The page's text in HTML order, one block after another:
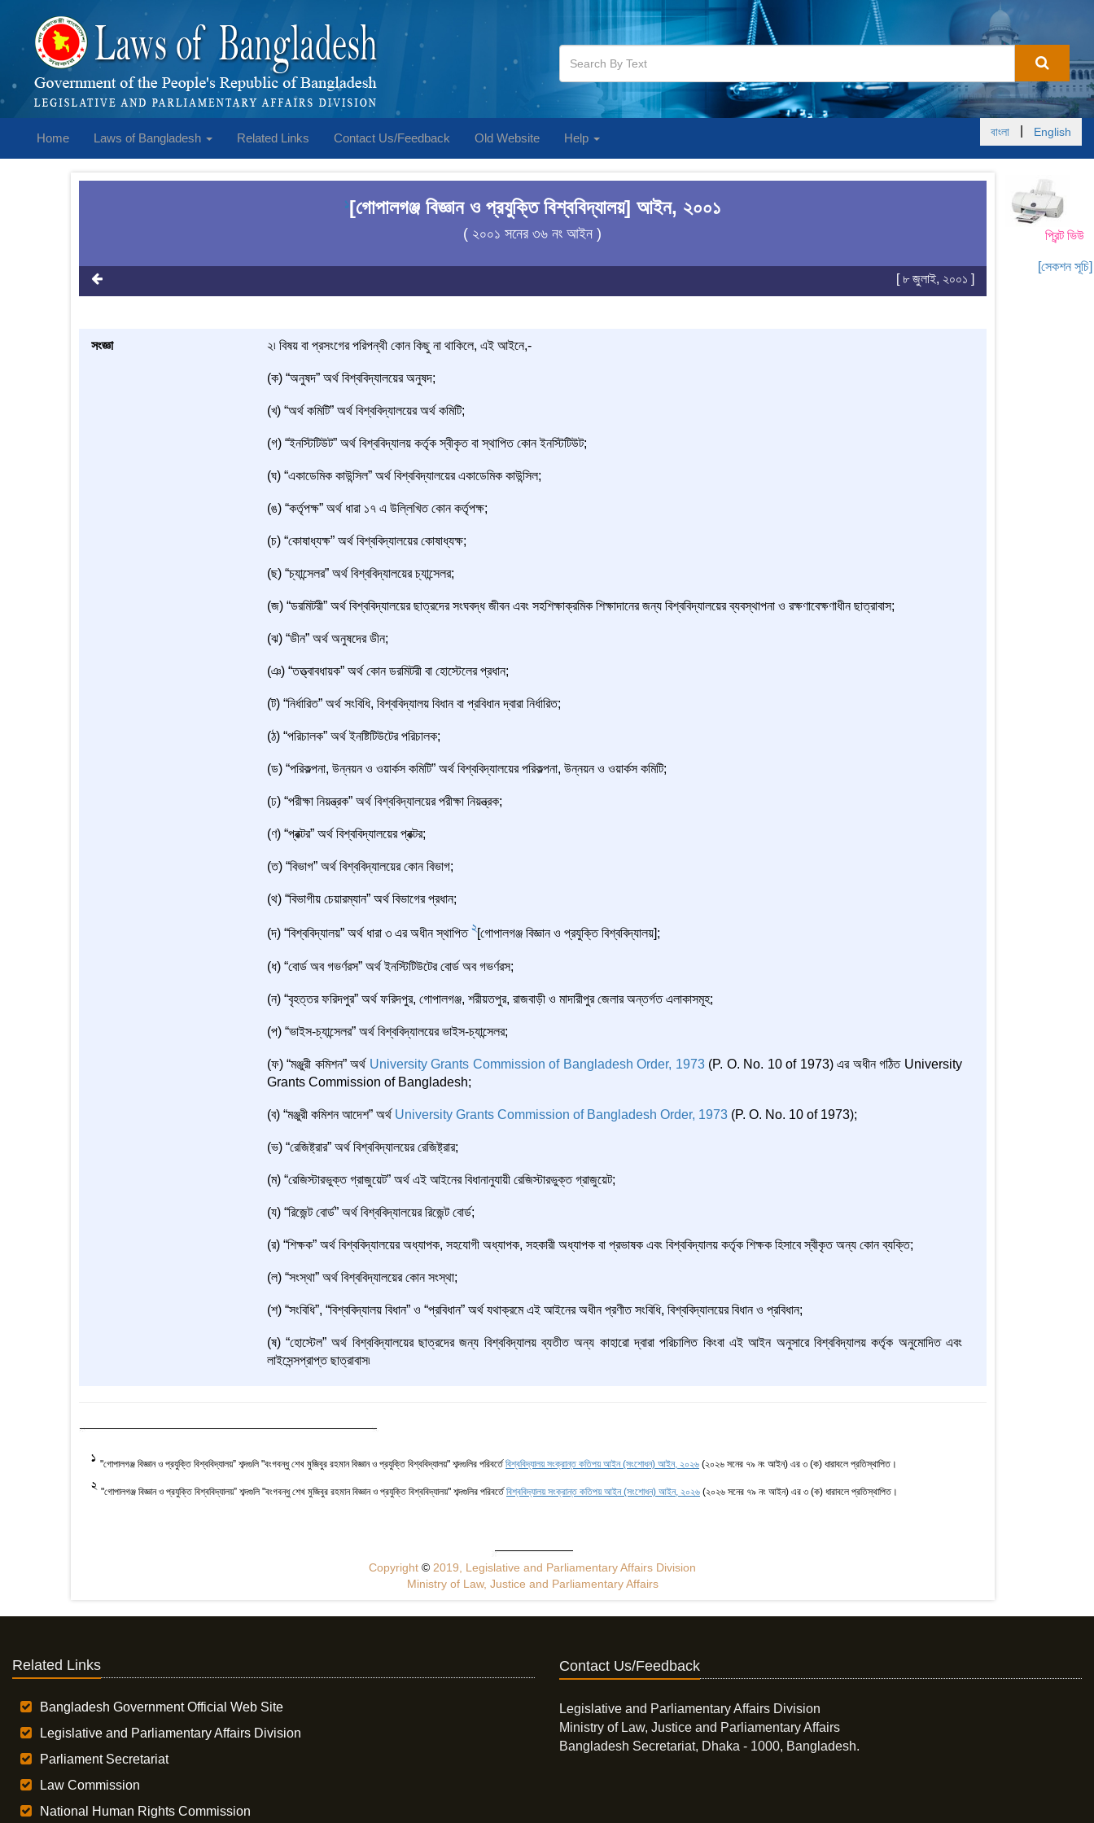
Home Laws of Bangladesh Related Links Contact Us/Feedback Old Website Help বাংলা English
প্রিন্ট ভিউ
[সেকশন সূচি]
1[গোপালগঞ্জ বিজ্ঞান ও প্রযুক্তি বিশ্ববিদ্যালয়] আইন, ২০০১
( ২০০১ সনের ৩৬ নং আইন )
[ ৮ জুলাই, ২০০১ ]
সংজ্ঞা ২৷ বিষয় বা প্রসংগের পরিপন্থী কোন কিছু না থাকিলে, এই আইনে,-
(ক) “অনুষদ” অর্থ বিশ্ববিদ্যালয়ের অনুষদ;
(খ) “অর্থ কমিটি” অর্থ বিশ্ববিদ্যালয়ের অর্থ কমিটি;
(গ) “ইনস্টিটিউট” অর্থ বিশ্ববিদ্যালয় কর্তৃক স্বীকৃত বা স্থাপিত কোন ইনস্টিটিউট;
(ঘ) “একাডেমিক কাউন্সিল” অর্থ বিশ্ববিদ্যালয়ের একাডেমিক কাউন্সিল;
(ঙ) “কর্তৃপক্ষ” অর্থ ধারা ১৭ এ উল্লিখিত কোন কর্তৃপক্ষ;
(চ) “কোষাধ্যক্ষ” অর্থ বিশ্ববিদ্যালয়ের কোষাধ্যক্ষ;
(ছ) “চ্যান্সেলর” অর্থ বিশ্ববিদ্যালয়ের চ্যান্সেলর;
(জ) “ডরমিটরী” অর্থ বিশ্ববিদ্যালয়ের ছাত্রদের সংঘবদ্ধ জীবন এবং সহশিক্ষাক্রমিক শিক্ষাদানের জন্য বিশ্ববিদ্যালয়ের ব্যবস্থাপনা ও রক্ষণাবেক্ষণাধীন ছাত্রাবাস;
(ঝ) “ডীন” অর্থ অনুষদের ডীন;
(ঞ) “তত্ত্বাবধায়ক” অর্থ কোন ডরমিটরী বা হোস্টেলের প্রধান;
(ট) “নির্ধারিত” অর্থ সংবিধি, বিশ্ববিদ্যালয় বিধান বা প্রবিধান দ্বারা নির্ধারিত;
(ঠ) “পরিচালক” অর্থ ইনষ্টিটিউটের পরিচালক;
(ড) “পরিকল্পনা, উন্নয়ন ও ওয়ার্কস কমিটি” অর্থ বিশ্ববিদ্যালয়ের পরিকল্পনা, উন্নয়ন ও ওয়ার্কস কমিটি;
(ঢ) “পরীক্ষা নিয়ন্ত্রক” অর্থ বিশ্ববিদ্যালয়ের পরীক্ষা নিয়ন্ত্রক;
(ণ) “প্রক্টর” অর্থ বিশ্ববিদ্যালয়ের প্রক্টর;
(ত) “বিভাগ” অর্থ বিশ্ববিদ্যালয়ের কোন বিভাগ;
(থ) “বিভাগীয় চেয়ারম্যান” অর্থ বিভাগের প্রধান;
(দ) “বিশ্ববিদ্যালয়” অর্থ ধারা ৩ এর অধীন স্থাপিত2[গোপালগঞ্জ বিজ্ঞান ও প্রযুক্তি বিশ্ববিদ্যালয়];
(ধ) “বোর্ড অব গভর্ণরস” অর্থ ইনস্টিটিউটের বোর্ড অব গভর্ণরস;
(ন) “বৃহত্তর ফরিদপুর” অর্থ ফরিদপুর, গোপালগঞ্জ, শরীয়তপুর, রাজবাড়ী ও মাদারীপুর জেলার অন্তর্গত এলাকাসমূহ;
(প) “ভাইস-চ্যান্সেলর” অর্থ বিশ্ববিদ্যালয়ের ভাইস-চ্যান্সেলর;
(ফ) “মঞ্জুরী কমিশন” অর্থ University Grants Commission of Bangladesh Order, 1973 (P. O. No. 10 of 1973) এর অধীন গঠিত University
Grants Commission of Bangladesh;
(ব) “মঞ্জুরী কমিশন আদেশ” অর্থ University Grants Commission of Bangladesh Order, 1973 (P. O. No. 10 of 1973);
(ভ) “রেজিষ্ট্রার” অর্থ বিশ্ববিদ্যালয়ের রেজিষ্ট্রার;
(ম) “রেজিস্টারভুক্ত গ্রাজুয়েট” অর্থ এই আইনের বিধানানুযায়ী রেজিস্টারভুক্ত গ্রাজুয়েট;
(য) “রিজেন্ট বোর্ড” অর্থ বিশ্ববিদ্যালয়ের রিজেন্ট বোর্ড;
(র) “শিক্ষক” অর্থ বিশ্ববিদ্যালয়ের অধ্যাপক, সহযোগী অধ্যাপক, সহকারী অধ্যাপক বা প্রভাষক এবং বিশ্ববিদ্যালয় কর্তৃক শিক্ষক হিসাবে স্বীকৃত অন্য কোন ব্যক্তি;
(ল) “সংস্থা” অর্থ বিশ্ববিদ্যালয়ের কোন সংস্থা;
(শ) “সংবিধি”, “বিশ্ববিদ্যালয় বিধান” ও “প্রবিধান” অর্থ যথাক্রমে এই আইনের অধীন প্রণীত সংবিধি, বিশ্ববিদ্যালয়ের বিধান ও প্রবিধান;
(ষ) “হোস্টেল” অর্থ বিশ্ববিদ্যালয়ের ছাত্রদের জন্য বিশ্ববিদ্যালয় ব্যতীত অন্য কাহারো দ্বারা পরিচালিত কিংবা এই আইন অনুসারে বিশ্ববিদ্যালয় কর্তৃক অনুমোদিত এবং
লাইসেন্সপ্রাপ্ত ছাত্রাবাস৷
1 "গোপালগঞ্জ বিজ্ঞান ও প্রযুক্তি বিশ্ববিদ্যালয়” শব্দগুলি "বংগবন্ধু শেখ মুজিবুর রহমান বিজ্ঞান ও প্রযুক্তি বিশ্ববিদ্যালয়" শব্দগুলির পরিবর্তেবিশ্ববিদ্যালয় সংক্রান্ত কতিপয় আইন (সংশোধন) আইন, ২০২৬ (২০২৬ সনের ৭৯ নং আইন) এর ৩ (ক) ধারাবলে প্রতিস্থাপিত।
2 "গোপালগঞ্জ বিজ্ঞান ও প্রযুক্তি বিশ্ববিদ্যালয়” শব্দগুলি "বংগবন্ধু শেখ মুজিবুর রহমান বিজ্ঞান ও প্রযুক্তি বিশ্ববিদ্যালয়" শব্দগুলির পরিবর্তেবিশ্ববিদ্যালয় সংক্রান্ত কতিপয় আইন (সংশোধন) আইন, ২০২৬ (২০২৬ সনের ৭৯ নং আইন) এর ৩ (ক) ধারাবলে প্রতিস্থাপিত।
Copyright© 2019, Legislative and Parliamentary Affairs Division
Ministry of Law, Justice and Parliamentary Affairs
Related Links
Bangladesh Government Official Web Site
Legislative and Parliamentary Affairs Division
Parliament Secretariat
Law Commission
National Human Rights Commission
Contact Us/Feedback
Legislative and Parliamentary Affairs Division
Ministry of Law, Justice and Parliamentary Affairs
Bangladesh Secretariat, Dhaka - 1000, Bangladesh.